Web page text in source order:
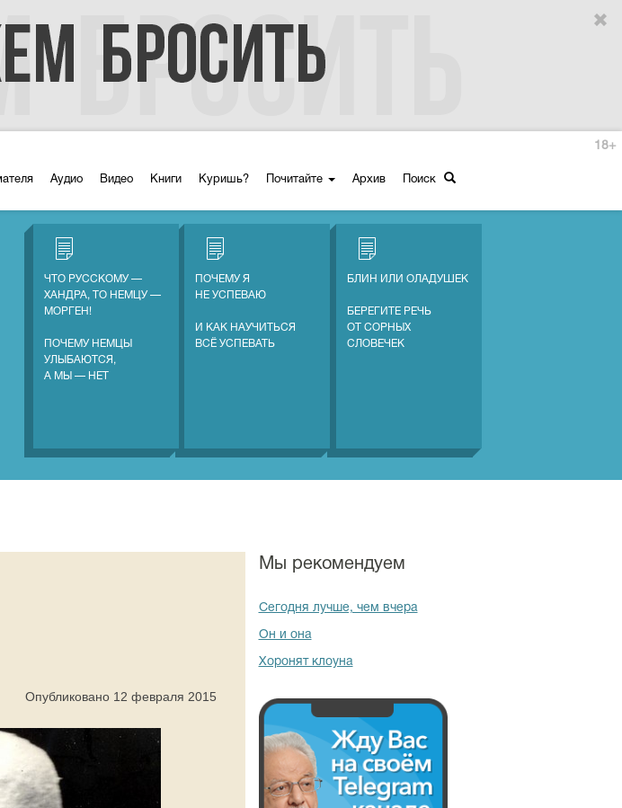
Аудио Видео Книги Куришь? Почитайте Архив Поиск
18+
ЧТО РУССКОМУ —
ХАНДРА, ТО НЕМЦУ —
МОРГЕН!
ПОЧЕМУ НЕМЦЫ
УЛЫБАЮТСЯ,
А МЫ — НЕТ
ПОЧЕМУ Я
НЕ УСПЕВАЮ
И КАК НАУЧИТЬСЯ
ВСЁ УСПЕВАТЬ
БЛИН ИЛИ ОЛАДУШЕК
БЕРЕГИТЕ РЕЧЬ
ОТ СОРНЫХ
СЛОВЕЧЕК
Опубликовано 12 февраля 2015
Мы рекомендуем
Сегодня лучше, чем вчера
Он и она
Хоронят клоуна